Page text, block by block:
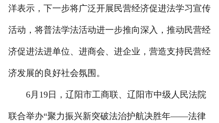
洋表示，下一步将广泛开展民营经济促进法学习宣传
活动，将普法学法活动进一步推向深入，推动民营经
济促进法进单位、进商会、进企业，营造支持民营经
济发展的良好社会氛围。
6月19日，辽阳市工商联、辽阳市中级人民法院
联合举办“聚力振兴新突破法治护航决胜年——法律